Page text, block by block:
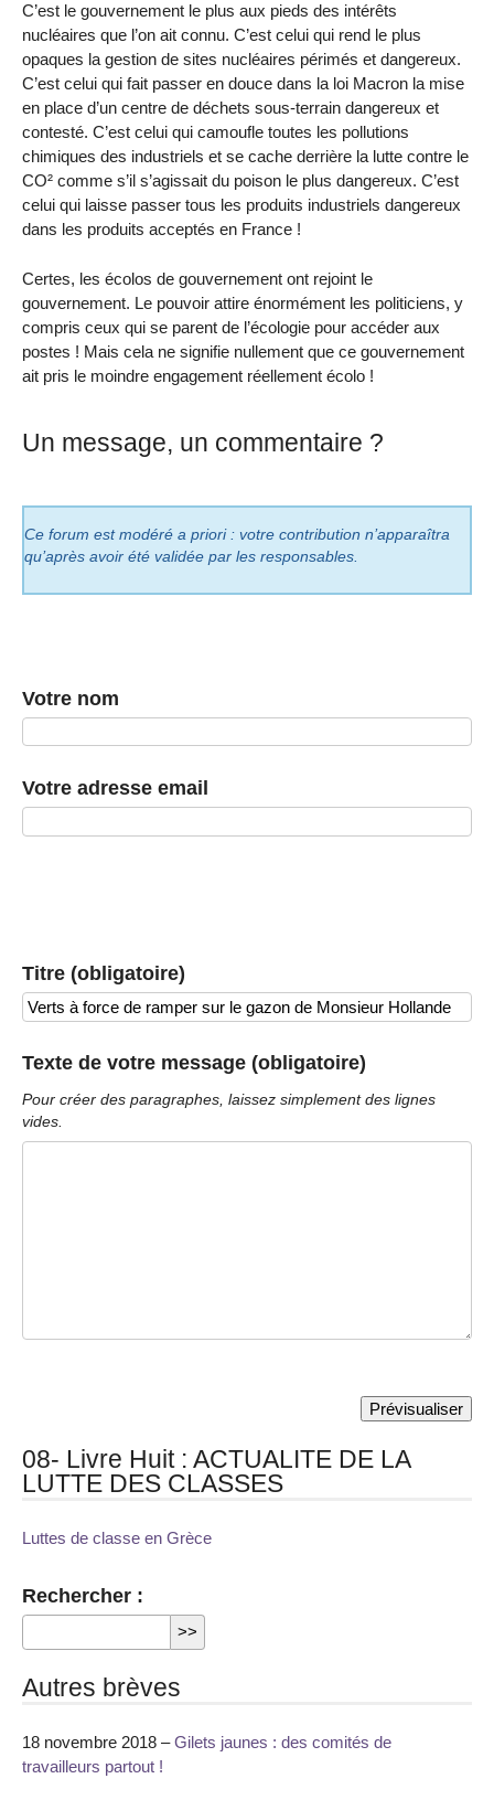
C’est le gouvernement le plus aux pieds des intérêts
nucléaires que l’on ait connu. C’est celui qui rend le plus
opaques la gestion de sites nucléaires périmés et dangereux.
C’est celui qui fait passer en douce dans la loi Macron la mise
en place d’un centre de déchets sous-terrain dangereux et
contesté. C’est celui qui camoufle toutes les pollutions
chimiques des industriels et se cache derrière la lutte contre le
CO² comme s’il s’agissait du poison le plus dangereux. C’est
celui qui laisse passer tous les produits industriels dangereux
dans les produits acceptés en France !
Certes, les écolos de gouvernement ont rejoint le
gouvernement. Le pouvoir attire énormément les politiciens, y
compris ceux qui se parent de l’écologie pour accéder aux
postes ! Mais cela ne signifie nullement que ce gouvernement
ait pris le moindre engagement réellement écolo !
Un message, un commentaire ?
Ce forum est modéré a priori : votre contribution n’apparaîtra
qu’après avoir été validée par les responsables.
Votre nom
Votre adresse email
Titre (obligatoire)
Texte de votre message (obligatoire)
Pour créer des paragraphes, laissez simplement des lignes
vides.
08- Livre Huit : ACTUALITE DE LA
LUTTE DES CLASSES
Luttes de classe en Grèce
Rechercher :
Autres brèves
18 novembre 2018 –Gilets jaunes : des comités de
travailleurs partout !